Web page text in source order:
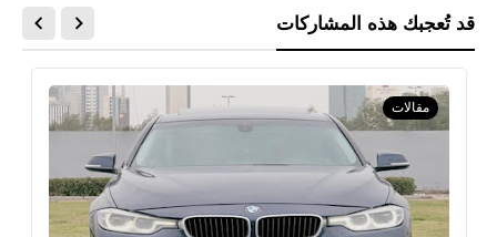
قد تُعجبك هذه المشاركات
مقالات